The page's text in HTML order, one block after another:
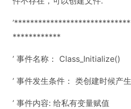
************
’ 事件名称： Class_Initialize()
’ 事件发生条件： 类创建时候产
’ 事件内容: 给私有变量赋值